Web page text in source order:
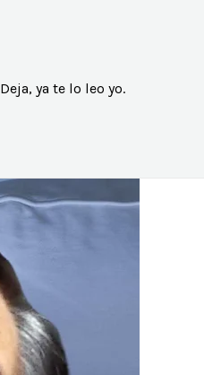
Deja, ya te lo leo yo.